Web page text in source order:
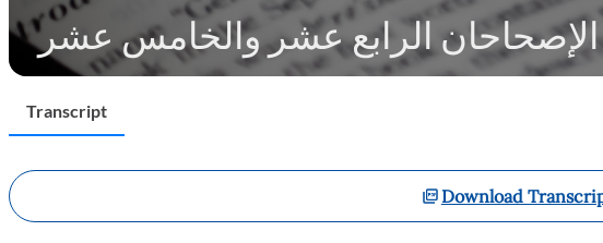
الرابع عشر والخامس عشر
Transcript
Download